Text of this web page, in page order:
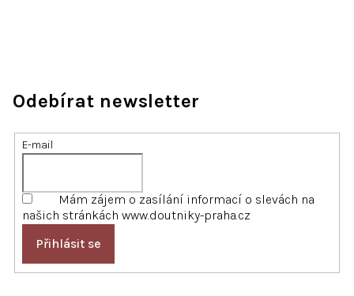
Odebírat newsletter
E-mail
Mám zájem o zasílání informací o slevách na
našich stránkách www.doutniky-praha.cz
Přihlásit se